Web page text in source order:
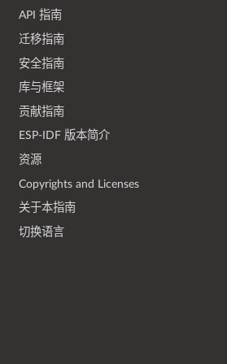
API 指南
迁移指南
安全指南
库与框架
贡献指南
ESP-IDF 版本简介
资源
Copyrights and Licenses
关于本指南
切换语言